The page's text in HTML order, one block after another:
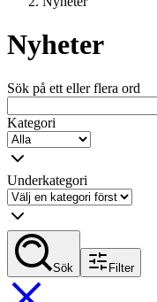
Nyheter
Sök på ett eller flera ord
Kategori
Underkategori
Sök Filter